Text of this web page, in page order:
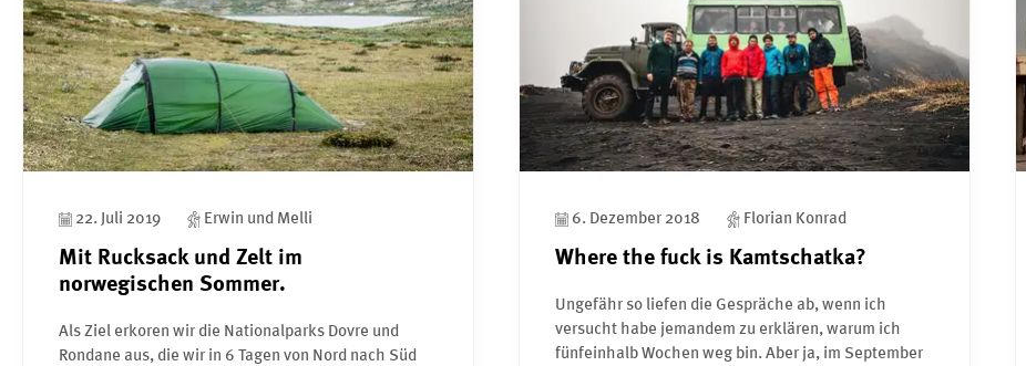
22. Juli 2019 Erwin und Melli
Mit Rucksack und Zelt im
norwegischen Sommer.
Als Ziel erkoren wir die Nationalparks Dovre und
Rondane aus, die wir in 6 Tagen von Nord nach Süd
6. Dezember 2018 Florian Konrad
Where the fuck is Kamtschatka?
Ungefähr so liefen die Gespräche ab, wenn ich
versucht habe jemandem zu erklären, warum ich
fünfeinhalb Wochen weg bin. Aber ja, im September